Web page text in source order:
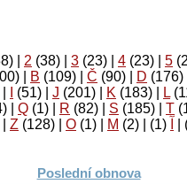
2 (38) 3 (23) 4 (23) 5
B (109) Č (90) D (176)
(51) J (201) K (183) L
Q (1) R (82) S (185) T
Z (128) Ο (1) М (2)
(1)
Poslední obnova